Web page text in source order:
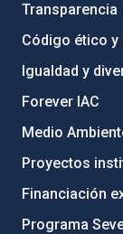
Transparencia
Código ético
Igualdad y
Forever IAC
Medio
Proyectos
Financiación
Programa